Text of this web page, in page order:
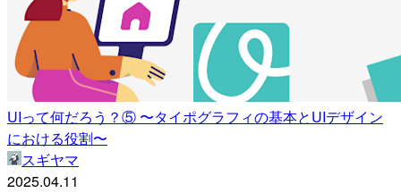
UIって何だろう？⑤ 〜タイポグラフィの基本とUIデザイン
における役割〜
スギヤマ
2025.04.11